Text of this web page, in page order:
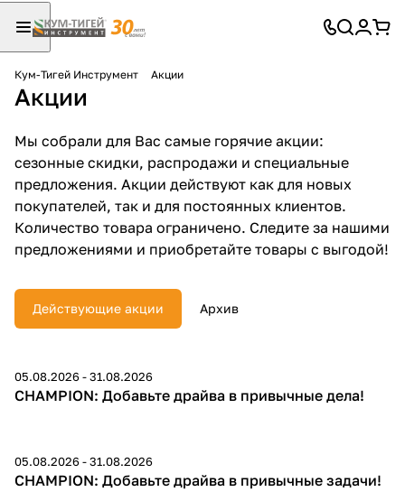
Кум-Тигей Инструмент Акции
Акции
Мы собрали для Вас самые горячие акции:
сезонные скидки, распродажи и специальные
предложения. Акции действуют как для новых
покупателей, так и для постоянных клиентов.
Количество товара ограничено. Следите за нашими
предложениями и приобретайте товары с выгодой!
Действующие акции Архив
05.08.2026 - 31.08.2026
CHAMPION: Добавьте драйва в привычные дела!
05.08.2026 - 31.08.2026
CHAMPION: Добавьте драйва в привычные задачи!
Для клиентов всех банков
Разбейте
оплатуна части
без переплат
в корзину